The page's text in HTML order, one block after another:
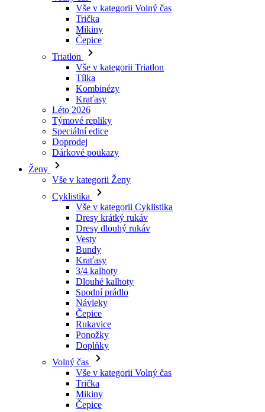
Triatlon
Vše v kategorii Triatlon
Tílka
Kombinézy
Kraťasy
Léto 2026
Týmové repliky
Speciální edice
Doprodej
Dárkové poukazy
Ženy
Vše v kategorii Ženy
Cyklistika
Vše v kategorii Cyklistika
Dresy dlouhý rukáv
Vesty
Bundy
Kraťasy
3/4 kalhoty
Dlouhé kalhoty
Spodní prádlo
Návleky
Čepice
Rukavice
Ponožky
Doplňky
Volný čas
Vše v kategorii Volný čas
Trička
Mikiny
Čepice
Triatlon
Vše v kategorii Triatlon
Tílka
Kombinézy